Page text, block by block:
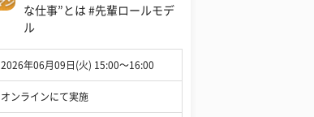
な仕事”とは #先輩ロールモデ
ル
2026年06月09日(火) 15:00〜16:00
オンラインにて実施